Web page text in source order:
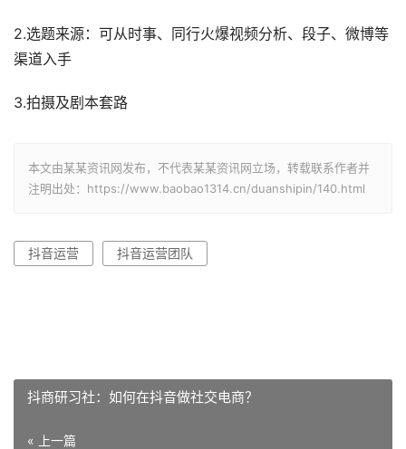
2.选题来源：可从时事、同行火爆视频分析、段子、微博等
渠道入手
3.拍摄及剧本套路
本文由某某资讯网发布，不代表某某资讯网立场，转载联系作者并
注明出处：https://www.baobao1314.cn/duanshipin/140.html
抖音运营 抖音运营团队
抖商研习社：如何在抖音做社交电商？
« 上一篇